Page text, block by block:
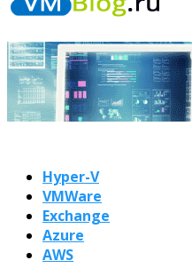
Hyper-V
VMWare
Exchange
Azure
AWS